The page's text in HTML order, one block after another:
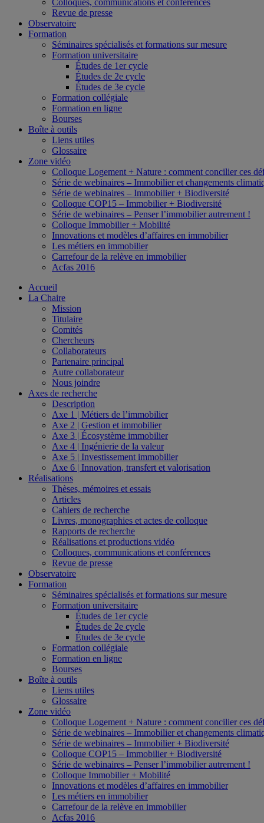
Colloques, communications et conférences
Revue de presse
Observatoire
Formation
Séminaires spécialisés et formations sur mesure
Formation universitaire
Études de 1er cycle
Études de 2e cycle
Études de 3e cycle
Formation collégiale
Formation en ligne
Bourses
Boîte à outils
Liens utiles
Glossaire
Zone vidéo
Colloque Logement + Nature : comment concilier ces
Série de webinaires – Immobilier et changements
Série de webinaires – Immobilier + Biodiversité
Colloque COP15 – Immobilier + Biodiversité
Série de webinaires – Penser l’immobilier autrement !
Colloque Immobilier + Mobilité
Innovations et modèles d’affaires en immobilier
Les métiers en immobilier
Carrefour de la relève en immobilier
Acfas 2016
Accueil
La Chaire
Mission
Titulaire
Comités
Chercheurs
Collaborateurs
Partenaire principal
Autre collaborateur
Nous joindre
Axes de recherche
Description
Axe 1 | Métiers de l’immobilier
Axe 2 | Gestion et immobilier
Axe 3 | Écosystème immobilier
Axe 4 | Ingénierie de la valeur
Axe 5 | Investissement immobilier
Axe 6 | Innovation, transfert et valorisation
Réalisations
Thèses, mémoires et essais
Articles
Cahiers de recherche
Livres, monographies et actes de colloque
Rapports de recherche
Réalisations et productions vidéo
Colloques, communications et conférences
Revue de presse
Observatoire
Formation
Séminaires spécialisés et formations sur mesure
Formation universitaire
Études de 1er cycle
Études de 2e cycle
Études de 3e cycle
Formation collégiale
Formation en ligne
Bourses
Boîte à outils
Liens utiles
Glossaire
Zone vidéo
Colloque Logement + Nature : comment concilier ces
Série de webinaires – Immobilier et changements
Série de webinaires – Immobilier + Biodiversité
Colloque COP15 – Immobilier + Biodiversité
Série de webinaires – Penser l’immobilier autrement !
Colloque Immobilier + Mobilité
Innovations et modèles d’affaires en immobilier
Les métiers en immobilier
Carrefour de la relève en immobilier
Acfas 2016